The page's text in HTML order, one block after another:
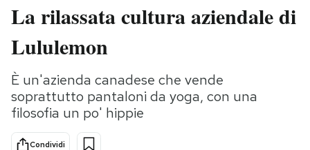
Italia
Politica
Tecnologia
Internet
Scienza
Cultura
Moda
Storie/Idee
Ok Boomer!
La rilassata cultura aziendale di
Lululemon
È un'azienda canadese che vende
soprattutto pantaloni da yoga, con una
filosofia un po' hippie
Condividi